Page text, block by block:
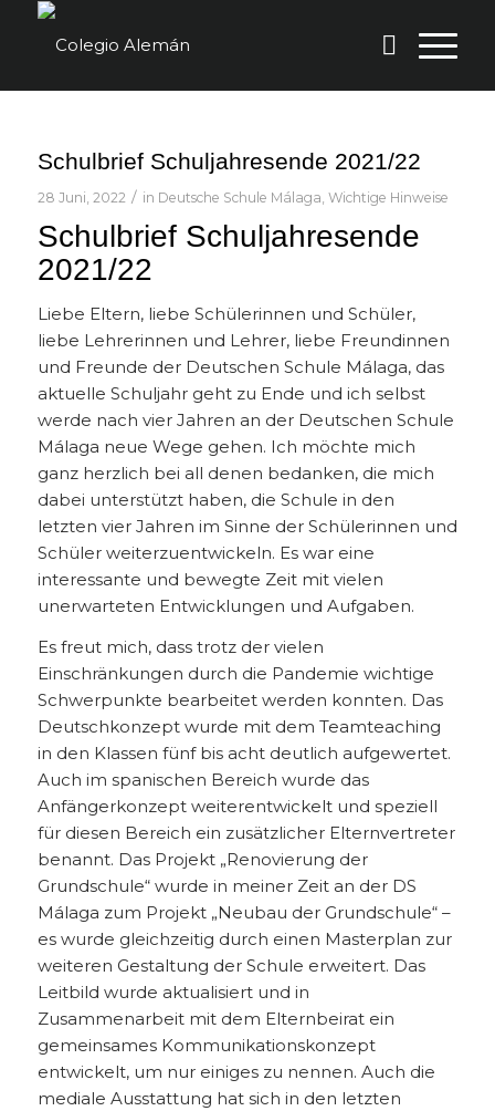
Schulbrief Schuljahresende 2021/22
28 Juni, 2022 / in Deutsche Schule Málaga, Wichtige Hinweise
Schulbrief Schuljahresende
2021/22
Liebe Eltern, liebe Schülerinnen und Schüler,
liebe Lehrerinnen und Lehrer, liebe Freundinnen
und Freunde der Deutschen Schule Málaga, das
aktuelle Schuljahr geht zu Ende und ich selbst
werde nach vier Jahren an der Deutschen Schule
Málaga neue Wege gehen. Ich möchte mich
ganz herzlich bei all denen bedanken, die mich
dabei unterstützt haben, die Schule in den
letzten vier Jahren im Sinne der Schülerinnen und
Schüler weiterzuentwickeln. Es war eine
interessante und bewegte Zeit mit vielen
unerwarteten Entwicklungen und Aufgaben.
Es freut mich, dass trotz der vielen
Einschränkungen durch die Pandemie wichtige
Schwerpunkte bearbeitet werden konnten. Das
Deutschkonzept wurde mit dem Teamteaching
in den Klassen fünf bis acht deutlich aufgewertet.
Auch im spanischen Bereich wurde das
Anfängerkonzept weiterentwickelt und speziell
für diesen Bereich ein zusätzlicher Elternvertreter
benannt. Das Projekt „Renovierung der
Grundschule“ wurde in meiner Zeit an der DS
Málaga zum Projekt „Neubau der Grundschule“ –
es wurde gleichzeitig durch einen Masterplan zur
weiteren Gestaltung der Schule erweitert. Das
Leitbild wurde aktualisiert und in
Zusammenarbeit mit dem Elternbeirat ein
gemeinsames Kommunikationskonzept
entwickelt, um nur einiges zu nennen. Auch die
mediale Ausstattung hat sich in den letzten